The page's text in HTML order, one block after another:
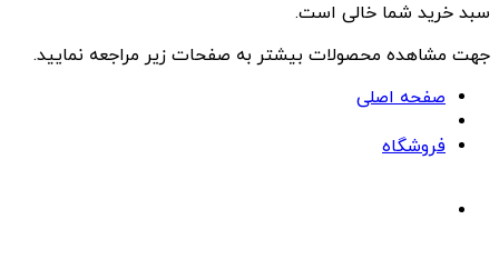
سبد خرید شما خالی است.
جهت مشاهده محصولات بیشتر به صفحات زیر مراجعه نمایید.
صفحه اصلی
فروشگاه